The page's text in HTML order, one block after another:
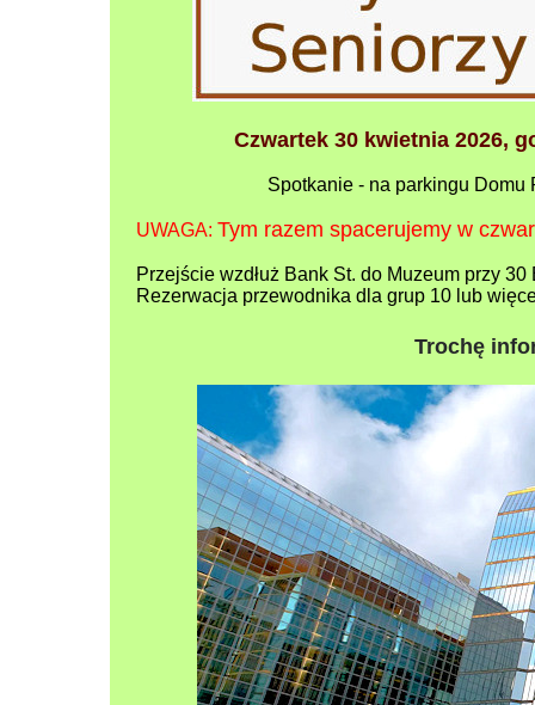
Czwartek 30 kwietnia 2026,
Spotkanie - na parkingu Domu
UWAGA: Tym razem spacerujemy w
Przejście wzdłuż Bank St. do Muzeum przy
Rezerwacja przewodnika dla grup 10 lub
Trochę